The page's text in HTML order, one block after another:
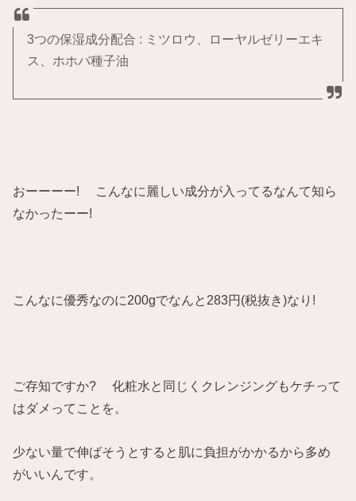
3つの保湿成分配合 : ミツロウ、ローヤルゼリーエキ
ス、ホホバ種子油
おーーーー! こんなに麗しい成分が入ってるなんて知ら
なかったーー!
こんなに優秀なのに200gでなんと283円(税抜き)なり!
ご存知ですか? 化粧水と同じくクレンジングもケチって
はダメってことを。
少ない量で伸ばそうとすると肌に負担がかかるから多め
がいいんです。